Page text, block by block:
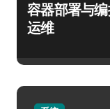
容器部署与
运维